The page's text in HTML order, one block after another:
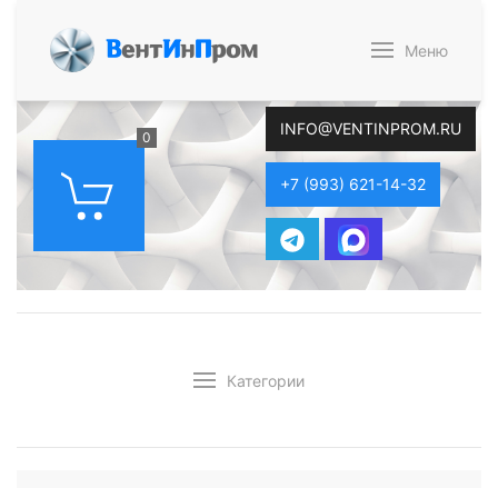
ВентИнПром Меню
0 INFO@VENTINPROM.RU
+7 (993) 621-14-32
Категории